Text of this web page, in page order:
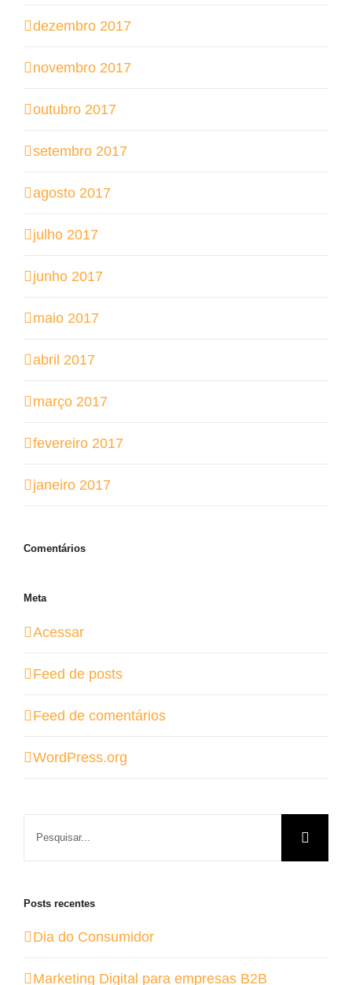
dezembro 2017
novembro 2017
outubro 2017
setembro 2017
agosto 2017
julho 2017
junho 2017
maio 2017
abril 2017
março 2017
fevereiro 2017
janeiro 2017
Comentários
Meta
Acessar
Feed de posts
Feed de comentários
WordPress.org
Posts recentes
Dia do Consumidor
Marketing Digital para empresas B2B